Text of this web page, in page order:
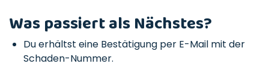
Was passiert als Nächstes?
Du erhältst eine Bestätigung per E-Mail mit der
Schaden-Nummer.